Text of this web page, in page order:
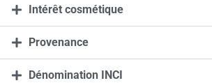
Intérêt cosmétique
Provenance
Dénomination INCI